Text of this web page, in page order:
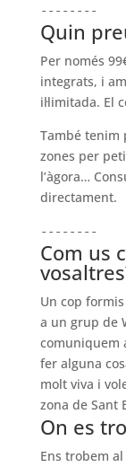
--------
Quin
Per només
integrats, i
il·limitada. El
També tenim
zones per
l’àgora…
directament.
--------
Com us
Un cop
a un grup de
comuniquem
fer alguna
molt viva i
zona de Sant
On es
Ens trobem